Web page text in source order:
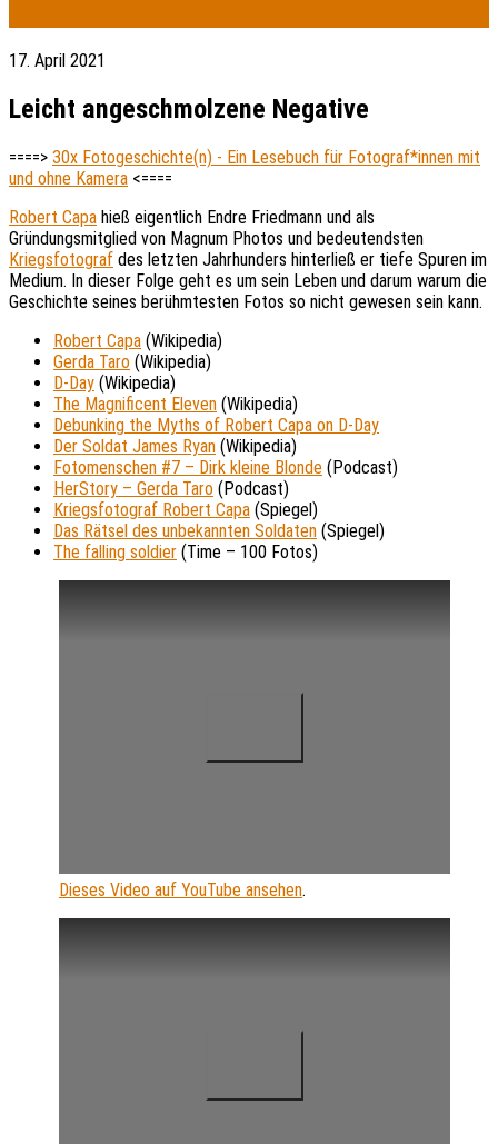
17. April 2021
Leicht angeschmolzene Negative
====> 30x Fotogeschichte(n) - Ein Lesebuch für Fotograf*innen mit
und ohne Kamera <====
Robert Capa hieß eigentlich Endre Friedmann und als
Gründungsmitglied von Magnum Photos und bedeutendsten
Kriegsfotograf des letzten Jahrhunders hinterließ er tiefe Spuren im
Medium. In dieser Folge geht es um sein Leben und darum warum die
Geschichte seines berühmtesten Fotos so nicht gewesen sein kann.
Robert Capa (Wikipedia)
Gerda Taro (Wikipedia)
D-Day (Wikipedia)
The Magnificent Eleven (Wikipedia)
Debunking the Myths of Robert Capa on D-Day
Der Soldat James Ryan (Wikipedia)
Fotomenschen #7 – Dirk kleine Blonde (Podcast)
HerStory – Gerda Taro (Podcast)
Kriegsfotograf Robert Capa (Spiegel)
Das Rätsel des unbekannten Soldaten (Spiegel)
The falling soldier (Time – 100 Fotos)
Dieses Video auf YouTube ansehen.